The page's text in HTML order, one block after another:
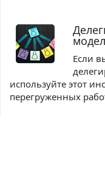
Если
используйте этот
перегруженных